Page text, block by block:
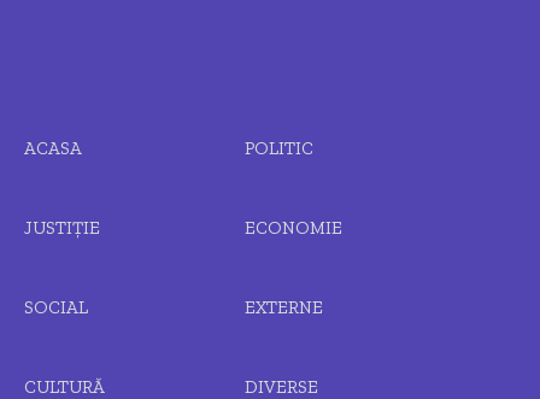
ACASA POLITIC
JUSTIȚIE ECONOMIE
SOCIAL EXTERNE
CULTURĂ DIVERSE